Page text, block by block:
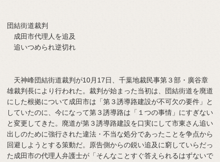
団結街道裁判
成田市代理人を追及
追いつめられ逆切れ
天神峰団結街道裁判が10月17日、千葉地裁民事第３部・廣谷章
雄裁判長により行われた。裁判が始まった当初は、団結街道を廃道
にした根拠について成田市は「第３誘導路建設が不可欠の要件」と
していたのに、今になって第３誘導路は「１つの事情」にすぎない
と変更してきた。廃道が第３誘導路建設を口実にして市東さん追い
出しのために強行された違法・不当な処分であったことを争点から
回避しようとする策動だ。原告側からの鋭い追及に窮していらだっ
た成田市の代理人弁護士が「そんなことすぐ答えられるはずないで